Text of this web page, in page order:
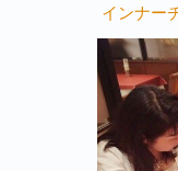
インナー